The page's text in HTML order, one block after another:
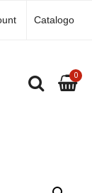
Catalogo
0